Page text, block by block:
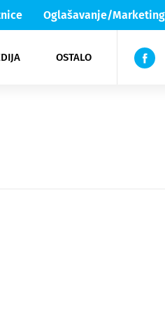
Oglašavanje/Marketing
OSTALO
Lika & Senj
TV